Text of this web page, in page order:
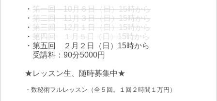
・ 第一回 10月６日（日）15時から
・ 第二回 11月３日（日）15時から
・ 第三回 12月１日（日）15時から
・ 第四回 １月５日（日）15時から
・第五回 ２月２日（日）15時から
受講料：90分5000円
★レッスン生、随時募集中★
・数秘術フルレッスン（全５回。１回２時間１万円）